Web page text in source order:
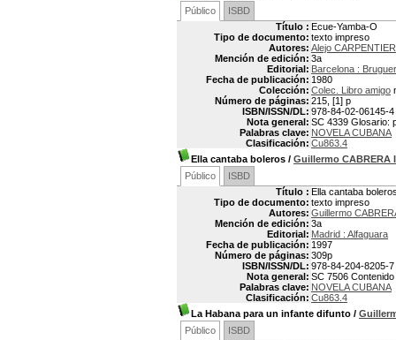
Público
ISBD
Título : Ecue-Yamba-O
Tipo de documento: texto impreso
Autores: Alejo
Mención de edición: 3a
Editorial: Barcelona :
Fecha de publicación: 1980
Colección: Colec. Libro amigo
Número de páginas: 215, [1] p
ISBN/ISSN/DL: 978-84-02-06145-4
Nota general: SC 4339 Glosario:
Palabras clave: NOVELA CUBANA
Clasificación: Cu863.4
Ella cantaba boleros / Guillermo CABRERA
Público
ISBD
Título : Ella cantaba
Tipo de documento: texto impreso
Autores: Guillermo
Mención de edición: 3a
Editorial: Madrid : Alfaguara
Fecha de publicación: 1997
Número de páginas: 309p
ISBN/ISSN/DL: 978-84-204-8205-7
Nota general: SC 7506
Palabras clave: NOVELA CUBANA
Clasificación: Cu863.4
La Habana para un infante difunto /
Público
ISBD